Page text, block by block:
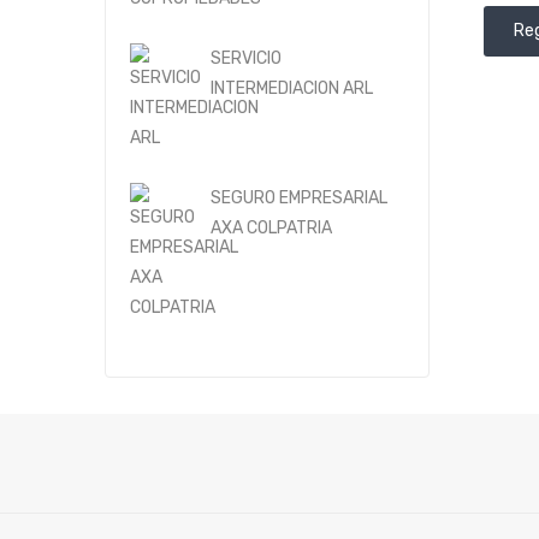
SERVICIO
INTERMEDIACION ARL
SEGURO EMPRESARIAL
AXA COLPATRIA